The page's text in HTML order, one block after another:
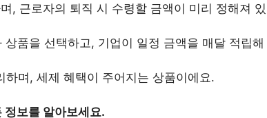
, 근로자의 퇴직 시 수령할 금액이 미리 정해져 있
상품을 선택하고, 기업이 일정 금액을 매달 적립해
하며, 세제 혜택이 주어지는 상품이에요.
정보를 알아보세요.